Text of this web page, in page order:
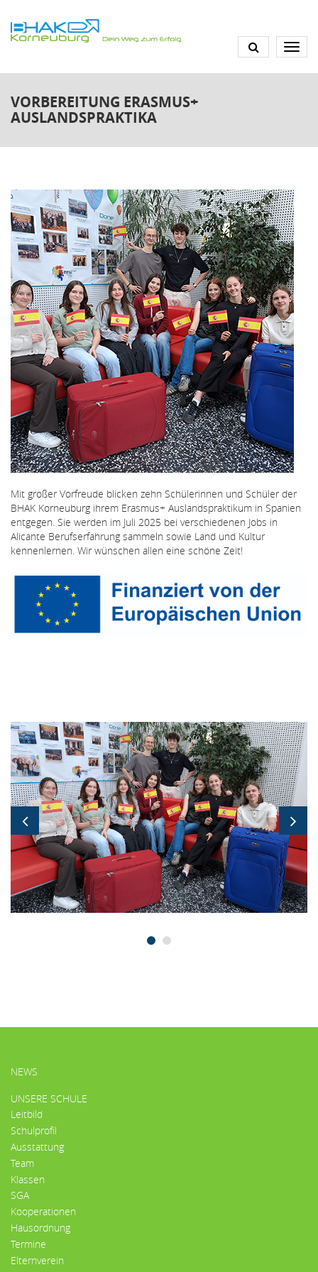
zum
Inhalt
VORBEREITUNG ERASMUS+
AUSLANDSPRAKTIKA
Mit großer Vorfreude blicken zehn Schülerinnen und Schüler der
BHAK Korneuburg ihrem Erasmus+ Auslandspraktikum in Spanien
entgegen. Sie werden im Juli 2025 bei verschiedenen Jobs in
Alicante Berufserfahrung sammeln sowie Land und Kultur
kennenlernen. Wir wünschen allen eine schöne Zeit!
Bildergallerie
HAUPTMENÜ
NEWS
UNSERE SCHULE
Leitbild
Schulprofil
Ausstattung
Team
Klassen
SGA
Kooperationen
Hausordnung
Termine
Elternverein